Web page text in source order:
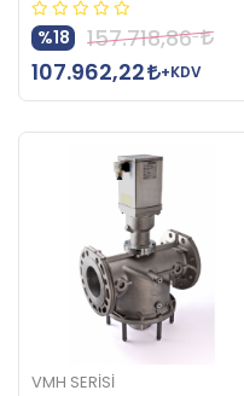
%18
157.718,86
107.962,22
+KDV
VMH SERİSİ